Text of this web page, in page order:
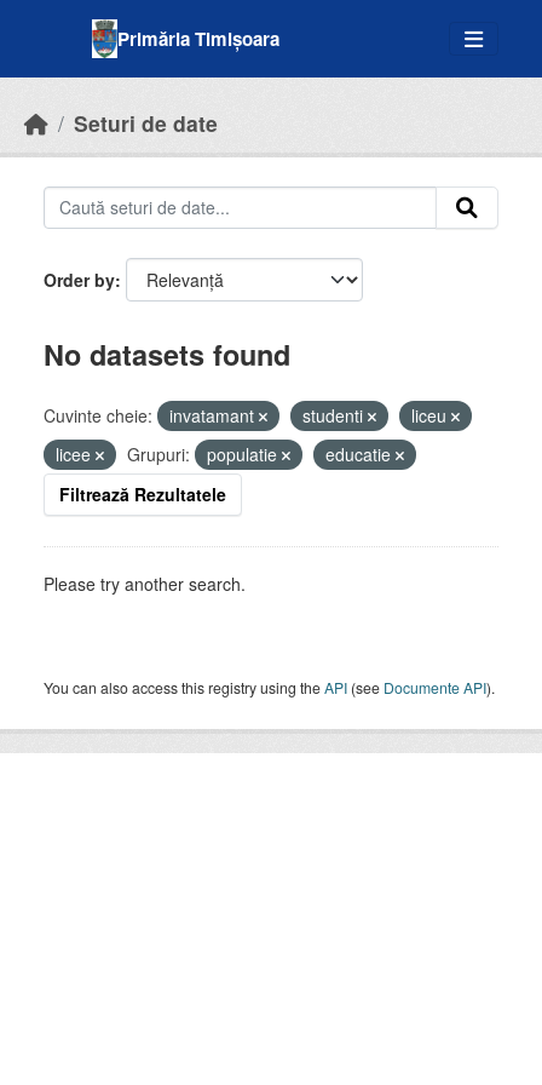
Primăria Timișoara
Seturi de date
Order by
No datasets found
Cuvinte cheie: invatamant studenti
liceu
licee
Grupuri: populatie
educatie
Filtrează Rezultatele
Please try another search.
You can also access this registry using theAPI (see Documente API).